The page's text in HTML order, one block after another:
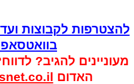
להצטרפות לקבוצות
מעוניינים להגיב?
האדום